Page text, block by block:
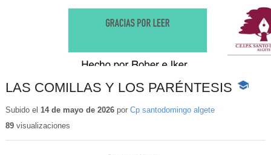
LAS COMILLAS Y LOS PARÉNTESIS
-
Subido el 14 de mayo de 2026por Cp santodomingo algete
89visualizaciones